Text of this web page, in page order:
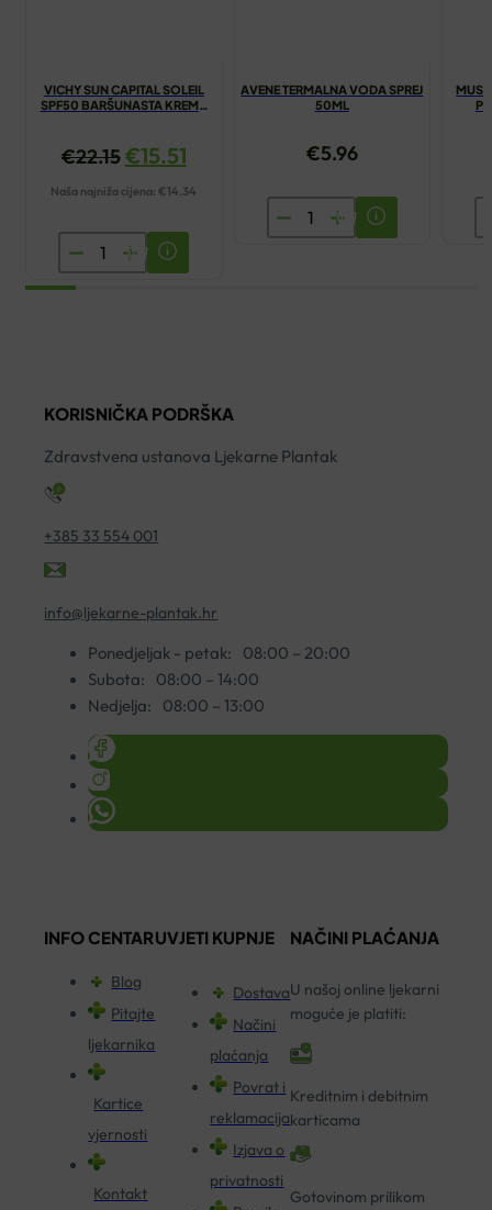
VICHY SUN CAPITAL SOLEIL
SPF50 BARŠUNASTA KREMA
€22.15€15.51
Naša najniža cijena:€14.34
VICHY
SUN
KREMA
50ML
AVENE TERMALNA VODA SPREJ
50ML
€5.96
AVENE
TERMALNA
KORISNIČKA PODRŠKA
Zdravstvena ustanova Ljekarne Plantak
+385 33 554 001
info@ljekarne-plantak.hr
Ponedjeljak - petak:
08:00 – 20:00
Subota:
08:00 – 14:00
Nedjelja:
08:00 – 13:00
INFO CENTAR
Blog
Pitajte
ljekarnika
Kartice
vjernosti
Kontakt
UVJETI KUPNJE
Dostava
Načini
plaćanja
Povrat i
reklamacija
Izjava o
privatnosti
NAČINI PLAĆANJA
U našoj online ljekarni
moguće je platiti:
Kreditnim i debitnim
karticama
Gotovinom prilikom